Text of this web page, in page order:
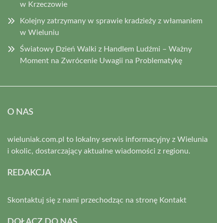
w Krzeczowie
Kolejny zatrzymany w sprawie kradzieży z włamaniem
w Wieluniu
Światowy Dzień Walki z Handlem Ludźmi – Ważny
Moment na Zwrócenie Uwagii na Problematykę
O NAS
wieluniak.com.pl to lokalny serwis informacyjny z Wielunia
i okolic, dostarczający aktualne wiadomości z regionu.
REDAKCJA
Skontaktuj się z nami przechodząc na stronę Kontakt